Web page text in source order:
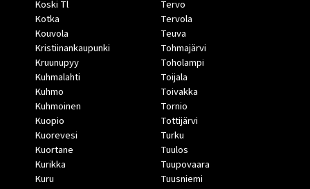
Koski Tl
Kotka
Kouvola
Kristiinankaupunki
Kruunupyy
Kuhmalahti
Kuhmo
Kuhmoinen
Kuopio
Kuorevesi
Kuortane
Kurikka
Kuru
Tervo
Tervola
Teuva
Tohmajärvi
Toholampi
Toijala
Toivakka
Tornio
Tottijärvi
Turku
Tuulos
Tuupovaara
Tuusniemi